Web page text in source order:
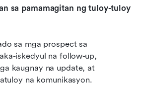
sa pamamagitan ng tuloy-tuloy
sa mga prospect sa
iskedyul na follow-up,
kaugnay na update, at
na komunikasyon.